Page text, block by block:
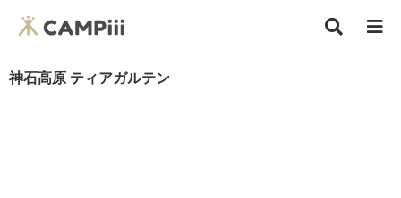
神石高原 ティアガルテン